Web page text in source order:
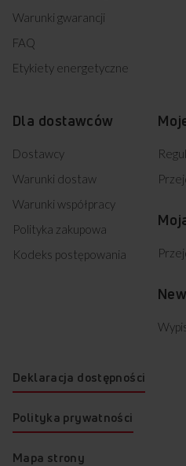
Warunki gwarancji
FAQ
Etykiety energetyczne
Dla dostawców
Dostawcy
Warunki dostaw
Warunki współpracy
Polityka zakupowa
Kodeks postępowania
Deklaracja dostępności
Polityka prywatności
Mapa strony